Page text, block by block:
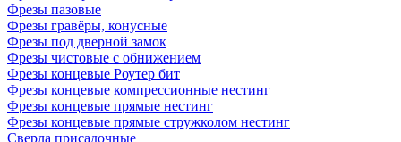
Фрезы пазовые
Фрезы гравёры, конусные
Фрезы под дверной замок
Фрезы чистовые с обнижением
Фрезы концевые Роутер бит
Фрезы концевые компрессионные нестинг
Фрезы концевые прямые нестинг
Фрезы концевые прямые стружколом нестинг
Сверла присадочные